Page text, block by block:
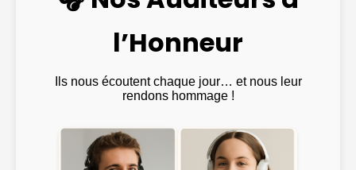
l’Honneur
Ils nous écoutent chaque jour… et nous leur
rendons hommage !